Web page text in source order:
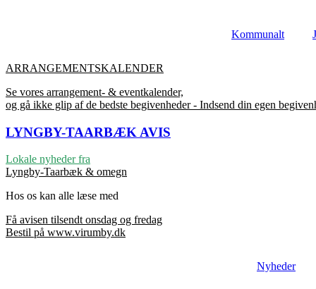
Kommunalt
ARRANGEMENTSKALENDER
Se vores arrangement- & eventkalender,
og gå ikke glip af de bedste begivenheder - Indsend din egen
LYNGBY-TAARBÆK AVIS
Lokale nyheder fra
Lyngby-Taarbæk & omegn
Hos os kan alle læse med
Få avisen tilsendt onsdag og fredag
Bestil på www.virumby.dk
Nyheder